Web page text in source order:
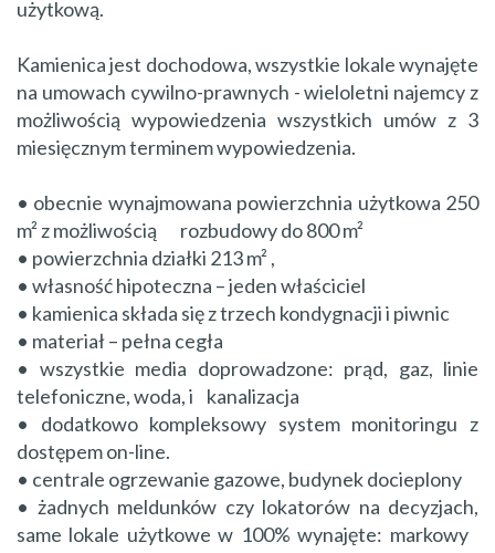
użytkową.
Kamienica jest dochodowa, wszystkie lokale wynajęte
na umowach cywilno-prawnych - wieloletni najemcy z
możliwością wypowiedzenia wszystkich umów z 3
miesięcznym terminem wypowiedzenia.
• obecnie wynajmowana powierzchnia użytkowa 250
m² z możliwością rozbudowy do 800 m²
• powierzchnia działki 213 m² ​,
• własność hipoteczna – jeden właściciel
• kamienica składa się z trzech kondygnacji i piwnic
• materiał – pełna cegła
• wszystkie media doprowadzone: prąd, gaz, linie
telefoniczne, woda, i kanalizacja
• dodatkowo kompleksowy system monitoringu z
dostępem on-line.
• centrale ogrzewanie gazowe, budynek docieplony
• żadnych meldunków czy lokatorów na decyzjach,
same lokale użytkowe w 100% wynajęte: markowy